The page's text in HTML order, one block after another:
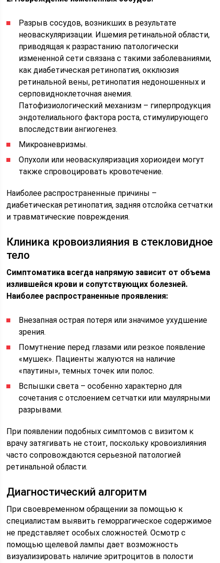
Разрыв сосудов, возникших в результате
неоваскуляризации. Ишемия ретинальной области,
приводящая к разрастанию патологически
измененной сети связана с такими заболеваниями,
как диабетическая ретинопатия, окклюзия
ретинальной вены, ретинопатия недоношенных и
серповидноклеточная анемия.
Патофизиологический механизм – гиперпродукция
эндотелиального фактора роста, стимулирующего
впоследствии ангиогенез.
Микроаневризмы.
Опухоли или неоваскуляризация хориоидеи могут
также спровоцировать кровотечение.
Наиболее распространенные причины –
диабетическая ретинопатия, задняя отслойка сетчатки
и травматические повреждения.
Клиника кровоизлияния в стекловидное
тело
Симптоматика всегда напрямую зависит от объема
излившейся крови и сопутствующих болезней.
Наиболее распространенные проявления:
Внезапная острая потеря или значимое ухудшение
зрения.
Помутнение перед глазами или резкое появление
«мушек». Пациенты жалуются на наличие
«паутины», темных точек или полос.
Вспышки света – особенно характерно для
сочетания с отслоением сетчатки или маулярными
разрывами.
При появлении подобных симптомов с визитом к
врачу затягивать не стоит, поскольку кровоизлияния
часто сопровождаются серьезной патологией
ретинальной области.
Диагностический алгоритм
При своевременном обращении за помощью к
специалистам выявить геморрагическое содержимое
не представляет особых сложностей. Осмотр с
помощью щелевой лампы дает возможность
визуализировать наличие эритроцитов в полости